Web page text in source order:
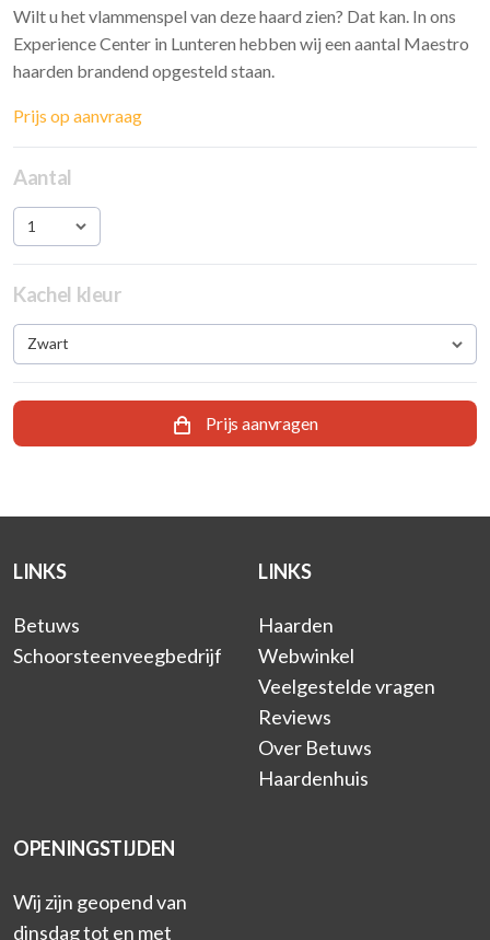
Wilt u het vlammenspel van deze haard zien? Dat kan. In ons
Experience Center in Lunteren hebben wij een aantal Maestro
haarden brandend opgesteld staan.
Prijs op aanvraag
Aantal
1
Kachel kleur
Zwart
Prijs aanvragen
LINKS
Betuws
Schoorsteenveegbedrijf
LINKS
Haarden
Webwinkel
Veelgestelde vragen
Reviews
Over Betuws
Haardenhuis
OPENINGSTIJDEN
Wij zijn geopend van
dinsdag tot en met